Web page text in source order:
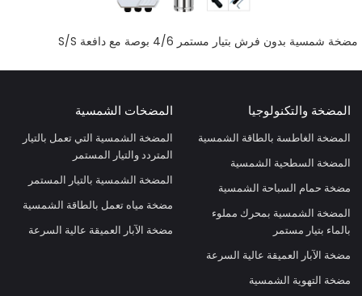
مضخة شمسية بدون فرش بتيار مستمر 4/6 بوصة مع دافعة S/S
المضخة والتكنولوجيا
المضخة الغاطسة بالطاقة الشمسية
المضخة السطحية الشمسية
مضخة حمام السباحة الشمسية
المضخة الشمسية بمحرك مملوء
بالماء بتيار مستمر
مضخة الآبار العميقة عالية السرعة
مضخة التهوية الشمسية
المضخات الشمسية
المضخة الشمسية التي تعمل بالتيار
المتردد والتيار المستمر
المضخة الشمسية بالتيار المستمر
مضخة مياه تعمل بالطاقة الشمسية
مضخة الآبار العميقة عالية السرعة